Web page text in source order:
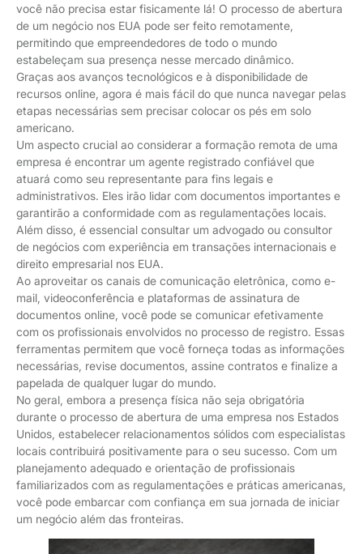
você não precisa estar fisicamente lá! O processo de abertura
de um negócio nos EUA pode ser feito remotamente,
permitindo que empreendedores de todo o mundo
estabeleçam sua presença nesse mercado dinâmico.
Graças aos avanços tecnológicos e à disponibilidade de
recursos online, agora é mais fácil do que nunca navegar pelas
etapas necessárias sem precisar colocar os pés em solo
americano.
Um aspecto crucial ao considerar a formação remota de uma
empresa é encontrar um agente registrado confiável que
atuará como seu representante para fins legais e
administrativos. Eles irão lidar com documentos importantes e
garantirão a conformidade com as regulamentações locais.
Além disso, é essencial consultar um advogado ou consultor
de negócios com experiência em transações internacionais e
direito empresarial nos EUA.
Ao aproveitar os canais de comunicação eletrônica, como e-
mail, videoconferência e plataformas de assinatura de
documentos online, você pode se comunicar efetivamente
com os profissionais envolvidos no processo de registro. Essas
ferramentas permitem que você forneça todas as informações
necessárias, revise documentos, assine contratos e finalize a
papelada de qualquer lugar do mundo.
No geral, embora a presença física não seja obrigatória
durante o processo de abertura de uma empresa nos Estados
Unidos, estabelecer relacionamentos sólidos com especialistas
locais contribuirá positivamente para o seu sucesso. Com um
planejamento adequado e orientação de profissionais
familiarizados com as regulamentações e práticas americanas,
você pode embarcar com confiança em sua jornada de iniciar
um negócio além das fronteiras.